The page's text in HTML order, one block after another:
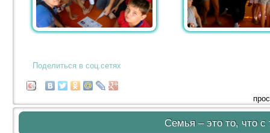
Поделиться в соц.сетях
Семья – это то, что с